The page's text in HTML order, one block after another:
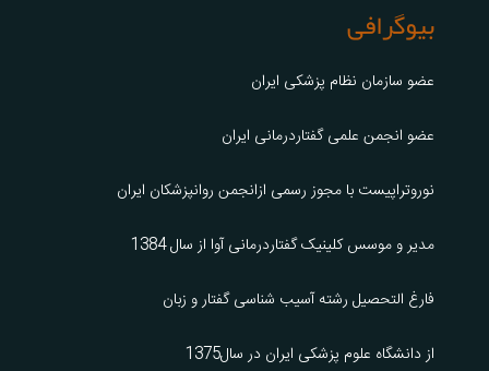
بیوگرافی
عضو سازمان نظام پزشکی ایران
عضو انجمن علمی گفتاردرمانی ایران
نوروتراپیست با مجوز رسمی ازانجمن روانپزشکان ایران
مدیر و موسس کلینیک گفتاردرمانی آوا از سال 1384
فارغ التحصیل رشته آسیب شناسی گفتار و زبان
از دانشگاه علوم پزشکی ایران در سال1375